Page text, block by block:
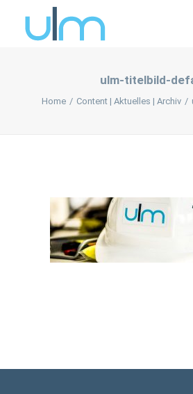
ulm-titelbild-
Home Content | Aktuelles | Archiv